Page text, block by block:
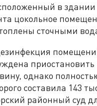
в
цокольное
сточными
приостановить
однако
составила 143
районный суд